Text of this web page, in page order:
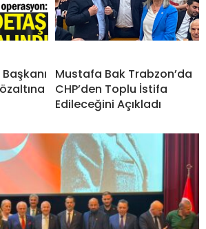
Mustafa Bak Trabzon’da
CHP’den Toplu İstifa
Edileceğini Açıkladı